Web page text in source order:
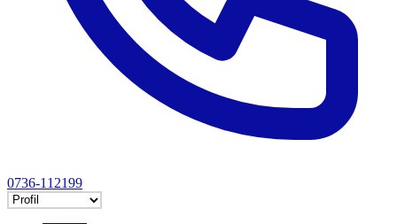
0736-112199
Selectează tab